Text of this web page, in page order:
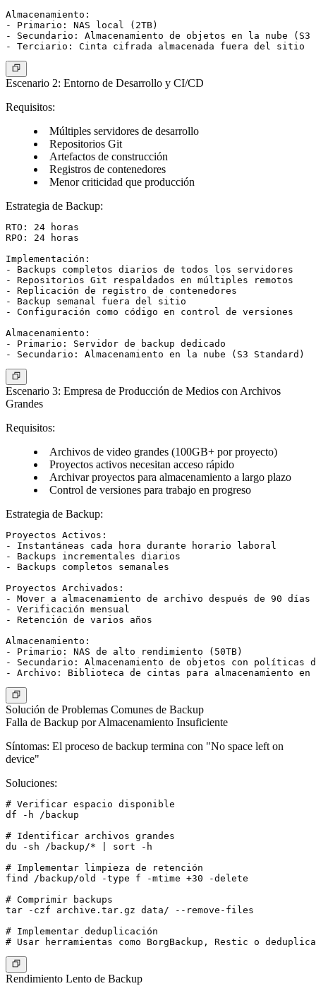
Almacenamiento:
- Primario: NAS local (2TB)
- Secundario: Almacenamiento de objetos en la nube
Escenario 2: Entorno de Desarrollo y CI/CD
Requisitos:
Múltiples servidores de desarrollo
Repositorios Git
Artefactos de construcción
Registros de contenedores
Menor criticidad que producción
Estrategia de Backup:
RTO: 24 horas
RPO: 24 horas
Implementación:
- Backups completos diarios de todos los servidores
- Repositorios Git respaldados en múltiples remotos
- Replicación de registro de contenedores
- Backup semanal fuera del sitio
- Configuración como código en control de versiones
Almacenamiento:
- Primario: Servidor de backup dedicado
Escenario 3: Empresa de Producción de Medios con Archivos
Grandes
Requisitos:
Archivos de video grandes (100GB+ por proyecto)
Proyectos activos necesitan acceso rápido
Archivar proyectos para almacenamiento a largo plazo
Control de versiones para trabajo en progreso
Estrategia de Backup:
Proyectos Activos:
- Instantáneas cada hora durante horario laboral
- Backups incrementales diarios
- Backups completos semanales
Proyectos Archivados:
- Mover a almacenamiento de archivo después de 90
- Verificación mensual
- Retención de varios años
Almacenamiento:
- Primario: NAS de alto rendimiento (50TB)
- Secundario: Almacenamiento de objetos con políticas
Solución de Problemas Comunes de Backup
Falla de Backup por Almacenamiento Insuficiente
Síntomas: El proceso de backup termina con "No space left on
device"
Soluciones:
# Verificar espacio disponible
df -h /backup
# Identificar archivos grandes
du -sh /backup/* | sort -h
# Implementar limpieza de retención
find /backup/old -type f -mtime +30 -delete
# Comprimir backups
tar -czf archive.tar.gz data/ --remove-files
# Implementar deduplicación
Rendimiento Lento de Backup